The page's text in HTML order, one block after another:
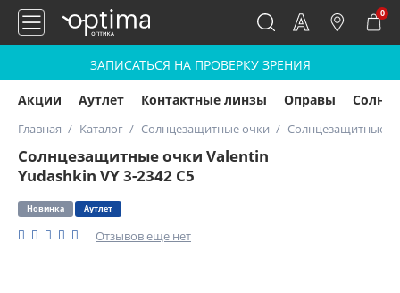
0
ЗАПИСАТЬСЯ НА ПРОВЕРКУ ЗРЕНИЯ
Акции Аутлет Контактные линзы Оправы
Главная Каталог Солнцезащитные очки Солнцезащитные
Солнцезащитные очки Valentin
Yudashkin VY 3-2342 С5
Новинка Аутлет
Отзывов еще нет